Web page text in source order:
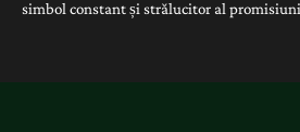
simbol constant și strălucitor al